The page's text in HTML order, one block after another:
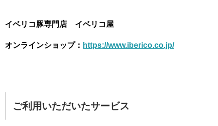
イベリコ豚専門店 イベリコ屋
オンラインショップ： https://www.iberico.co.jp/
ご利用いただいたサービス